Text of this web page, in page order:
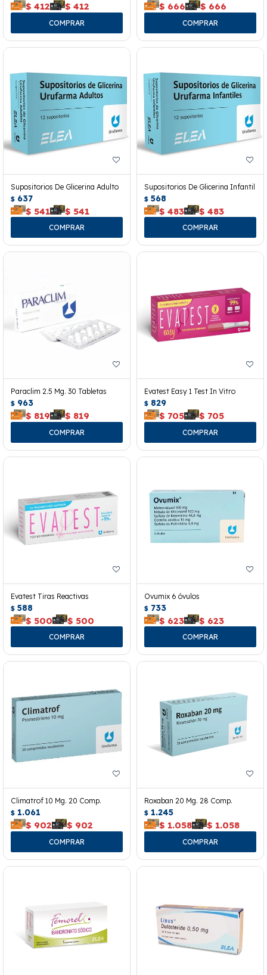
$ 412 $ 412 $ 666 $ 666
Supositorios De Glicerina Adulto
$ 637
$ 541 $ 541
Supositorios De Glicerina Infantil
$ 568
$ 483 $ 483
Paraclim 2.5 Mg. 30 Tabletas
$ 963
$ 819 $ 819
Evatest Easy 1 Test In Vitro
$ 829
$ 705 $ 705
Evatest Tiras Reactivas
$ 588
$ 500 $ 500
Ovumix 6 óvulos
$ 733
$ 623 $ 623
Climatrof 10 Mg. 20 Comp.
$ 1.061
$ 902 $ 902
Roxaban 20 Mg. 28 Comp.
$ 1.245
$ 1.058 $ 1.058